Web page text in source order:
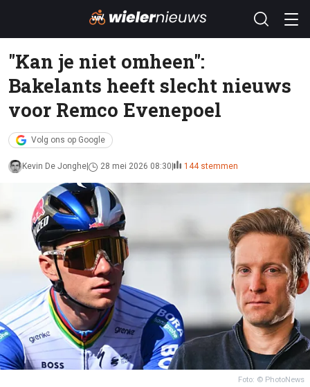
"Kan je niet omheen":
Bakelants heeft slecht nieuws
voor Remco Evenepoel
Volg ons op Google
Kevin De Jonghe 28 mei 2026 08:30 144 stemmen
Foto: © PhotoNews